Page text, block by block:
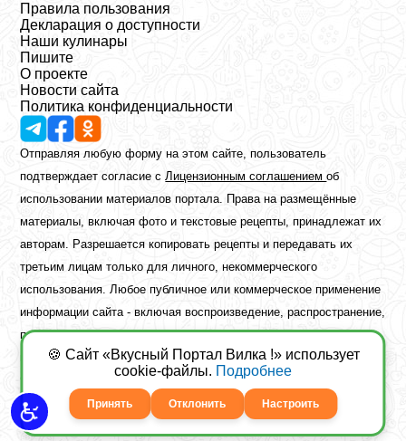
Правила пользования
Декларация о доступности
Наши кулинары
Пишите
О проекте
Новости сайта
Политика конфиденциальности
Отправляя любую форму на этом сайте, пользователь
подтверждает согласие сЛицензионным соглашениемоб
использовании материалов портала. Права на размещённые
материалы, включая фото и текстовые рецепты, принадлежат их
авторам. Разрешается копировать рецепты и передавать их
третьим лицам только для личного, некоммерческого
использования. Любое публичное или коммерческое применение
информации сайта - включая воспроизведение, распространение,
публикацию или обработку - возможно лишь при наличии
предварительного письменного разрешения правообладателя.
Copyright ©2026 Вкусный Портал Вилка
Сайт построенfreebrush.net
🍪 Сайт «Вкусный Портал Вилка !» использует
cookie-файлы. Подробнее
Принять Отклонить Настроить